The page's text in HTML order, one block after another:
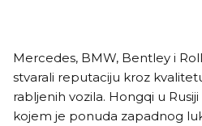
Mercedes, BMW, Bentley i
stvarali reputaciju kroz
rabljenih vozila. Hongqi u
kojem je ponuda zapadnog